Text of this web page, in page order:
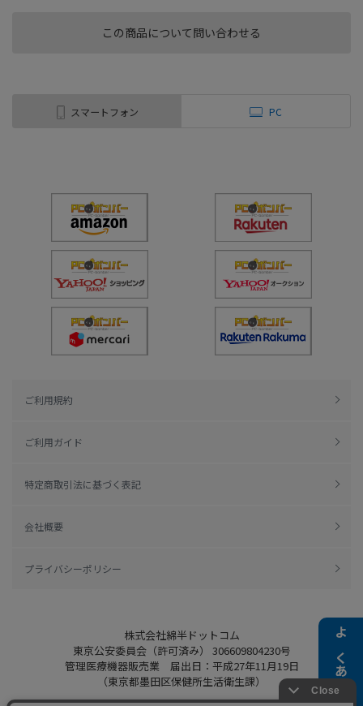
よくある質問
この商品について問い合わせる
スマートフォン PC
ご利用規約
ご利用ガイド
特定商取引法に基づく表記
会社概要
プライバシーポリシー
株式会社綿半ドットコム
東京公安委員会（許可済み） 306609804230号
管理医療機器販売業 届出日：平成27年11月19日
（東京都墨田区保健所生活衛生課）